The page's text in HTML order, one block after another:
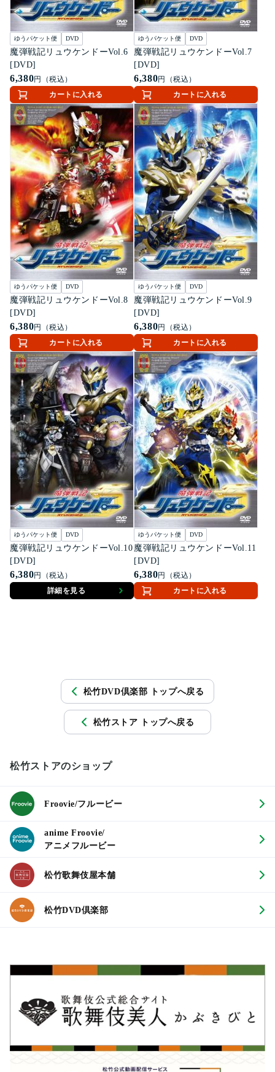
ゆうパケット便 DVD
魔弾戦記リュウケンドーVol.6
[DVD]
6,380円（税込）
カートに入れる
ゆうパケット便 DVD
魔弾戦記リュウケンドーVol.7
[DVD]
6,380円（税込）
カートに入れる
ゆうパケット便 DVD
魔弾戦記リュウケンドーVol.8
[DVD]
6,380円（税込）
カートに入れる
ゆうパケット便 DVD
魔弾戦記リュウケンドーVol.9
[DVD]
6,380円（税込）
カートに入れる
ゆうパケット便 DVD
魔弾戦記リュウケンドーVol.10
[DVD]
6,380円（税込）
詳細を見る
ゆうパケット便 DVD
魔弾戦記リュウケンドーVol.11
[DVD]
6,380円（税込）
カートに入れる
松竹DVD倶楽部 トップへ戻る
松竹ストア トップへ戻る
松竹ストアのショップ
Froovie/フルービー
anime Froovie/
アニメフルービー
松竹歌舞伎屋本舗
松竹DVD倶楽部